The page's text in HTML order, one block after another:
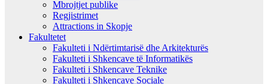
Mbrojtjet publike
Regjistrimet
Attractions in Skopje
Fakultetet
Fakulteti i Ndërtimtarisë dhe Arkitekturës
Fakulteti i Shkencave të Informatikës
Fakulteti i Shkencave Teknike
Fakulteti i Shkencave Sociale